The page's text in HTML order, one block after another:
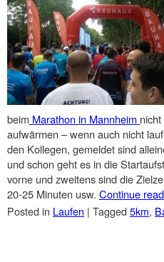
beim Marathon in Mannheim
aufwärmen – wenn auch nicht
den Kollegen, gemeldet sind
und schon geht es in die
vorne und zweitens sind die
20-25 Minuten usw. Continue
Posted in Laufen | Tagged 5km,